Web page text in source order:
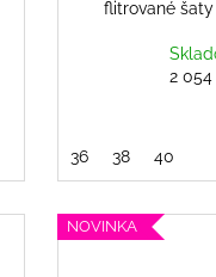
flitrované
2 054
36 38 40
NOVINKA